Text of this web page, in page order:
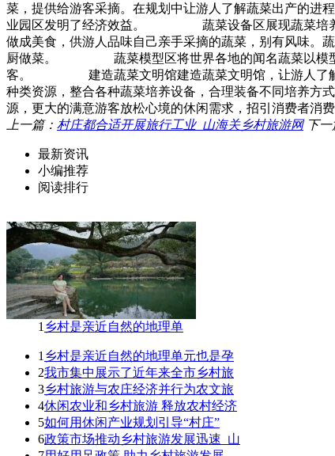
菜，提供给游客采摘。在规划中让游人了解蔬菜出产的进
业园区发明了经济效益。 蔬菜设备区展现蔬菜培养
做成美食，供游人品味自己亲手采摘的蔬菜，别有风味。
厨做菜。 蔬菜模型区将世界各地的闻名蔬菜以模型制
客。 建造蔬菜文明馆建造蔬菜文明馆，让游人了解
种类资源，整合各种蔬菜培养设备，合理装备不同培养方
源，更大的满意游客放松心境的休闲需求，招引消费者消
上一篇： 村庄都合适开展旅行工业_山海关乡村旅游网 下一
最新资讯
小编推荐
阅读排行
1 乡村是亲近自然的地理单
1 乡村是亲近自然的地理单元也是孕
2我市集中展示了近年来全市乡村旅
3乡村旅游与农庄经济并行为农文旅
4休闲农业和乡村旅游 释放农村经济
5如何用休闲产业规划引导“村庄”
6政策市场推动乡村旅游发展迅速_山